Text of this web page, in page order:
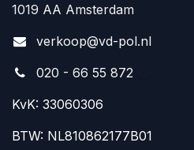
1019 AA Amsterdam
verkoop@vd-pol.nl
020 - 66 55 872
KvK: 33060306
BTW: NL810862177B01